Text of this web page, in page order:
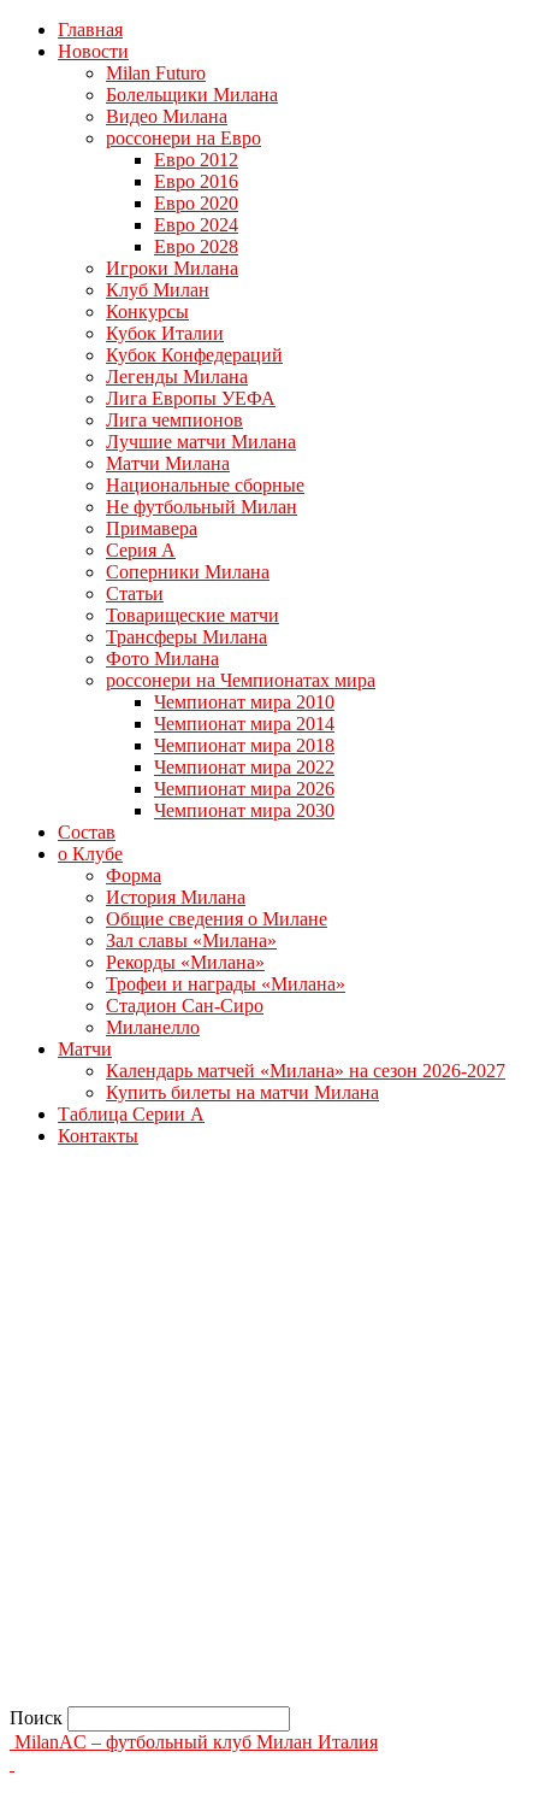
Главная
Новости
Milan Futuro
Болельщики Милана
Видео Милана
россонери на Евро
Евро 2012
Евро 2016
Евро 2020
Евро 2024
Евро 2028
Игроки Милана
Клуб Милан
Конкурсы
Кубок Италии
Кубок Конфедераций
Легенды Милана
Лига Европы УЕФА
Лига чемпионов
Лучшие матчи Милана
Матчи Милана
Национальные сборные
Не футбольный Милан
Примавера
Серия А
Соперники Милана
Статьи
Товарищеские матчи
Трансферы Милана
Фото Милана
россонери на Чемпионатах мира
Чемпионат мира 2010
Чемпионат мира 2014
Чемпионат мира 2018
Чемпионат мира 2022
Чемпионат мира 2026
Чемпионат мира 2030
Состав
о Клубе
Форма
История Милана
Общие сведения о Милане
Зал славы «Милана»
Рекорды «Милана»
Трофеи и награды «Милана»
Стадион Сан-Сиро
Миланелло
Матчи
Календарь матчей «Милана» на сезон 2026-2027
Купить билеты на матчи Милана
Таблица Серии А
Контакты
Поиск
MilanAC – футбольный клуб Милан Италия